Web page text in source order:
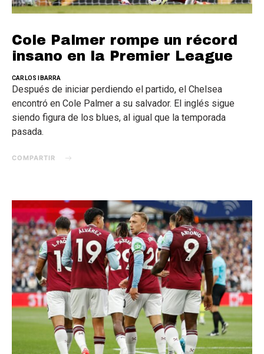
Cole Palmer rompe un récord
insano en la Premier League
CARLOS IBARRA
Después de iniciar perdiendo el partido, el Chelsea
encontró en Cole Palmer a su salvador. El inglés sigue
siendo figura de los blues, al igual que la temporada
pasada.
COMPARTIR